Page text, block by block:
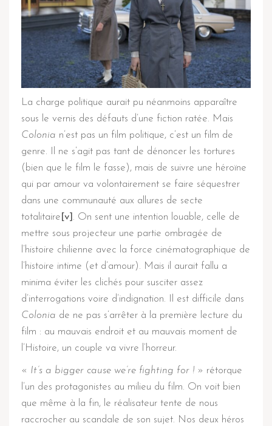
La charge politique aurait pu néanmoins apparaître
sous le vernis des défauts d’une fiction ratée. Mais
Colonia n’est pas un film politique, c’est un film de
genre. Il ne s’agit pas tant de dénoncer les tortures
(bien que le film le fasse), mais de suivre une héroïne
qui par amour va volontairement se faire séquestrer
dans une communauté aux allures de secte
totalitaire [v] . On sent une intention louable, celle de
mettre sous projecteur une partie ombragée de
l’histoire chilienne avec la force cinématographique de
l’histoire intime (et d’amour). Mais il aurait fallu a
minima éviter les clichés pour susciter assez
d’interrogations voire d’indignation. Il est difficile dans
Colonia de ne pas s’arrêter à la première lecture du
film : au mauvais endroit et au mauvais moment de
l’Histoire, un couple va vivre l’horreur.
« It’s a bigger cause we’re fighting for ! » rétorque
l’un des protagonistes au milieu du film. On voit bien
que même à la fin, le réalisateur tente de nous
raccrocher au scandale de son sujet. Nos deux héros